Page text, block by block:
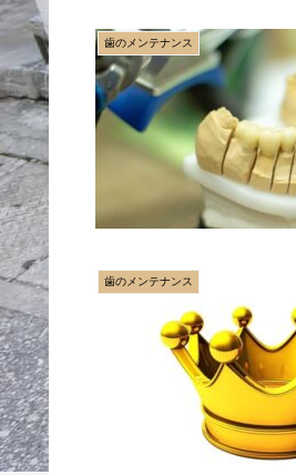
歯のメンテナンス
歯のメンテナンス